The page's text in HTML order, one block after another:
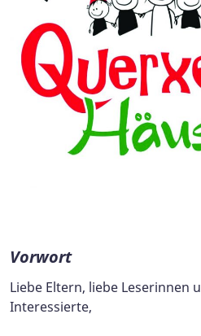
Vorwort
Liebe Eltern, liebe Leserinnen
Interessierte,